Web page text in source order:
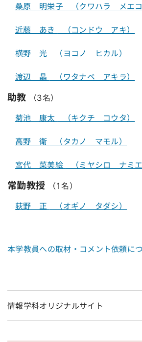
桑原 明栄子 （クワハラ メエコ
近藤 あき （コンドウ アキ）
横野 光 （ヨコノ ヒカル）
渡辺 晶 （ワタナベ アキラ）
助教 （3名）
菊池 康太 （キクチ コウタ）
高野 衛 （タカノ マモル）
宮代 菜美絵 （ミヤシロ ナミエ
常勤教授 （1名）
荻野 正 （オギノ タダシ）
本学教員への取材・コメント依頼に
情報学科オリジナルサイト